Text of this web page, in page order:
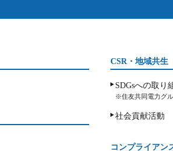
CSR・地域共生
SDGsへの取り
※住友共同電力グ
社会貢献活動
コンプライアン